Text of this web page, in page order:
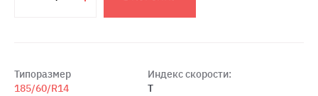
Типоразмер
185/60/R14
Индекс скорости:
T